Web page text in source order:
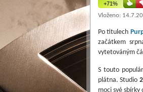
Vloženo:
Po titulech
začátkem
vytetováným
S touto
plátna. Studio
moci své